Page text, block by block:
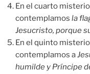
En el cuarto
contemplamos la
Jesucristo, porque
En el quinto
contemplamos a
humilde y Príncipe